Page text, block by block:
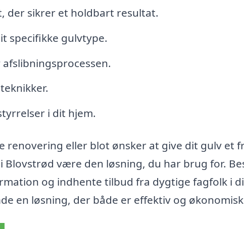
der sikrer et holdbart resultat.
specifikke gulvtype.
i dit hjem.
renovering eller blot ønsker at give dit gulv et
Blovstrød være den løsning, du har brug for.
og indhente tilbud fra dygtige fagfolk i
en løsning, der både er effektiv og